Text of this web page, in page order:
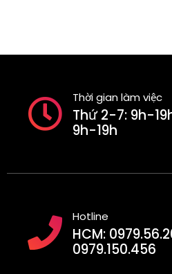
Thời gian làm việc
Thứ 2-7: 9h-
9h-19h
Hotline
HCM:
0979.150.456